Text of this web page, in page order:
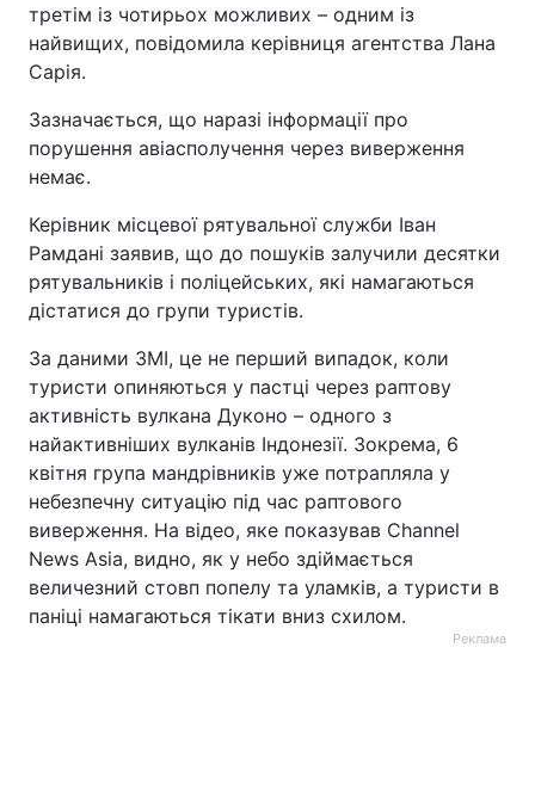
третім із чотирьох можливих – одним із
найвищих, повідомила керівниця агентства Лана
Сарія.
Зазначається, що наразі інформації про
порушення авіасполучення через виверження
немає.
Керівник місцевої рятувальної служби Іван
Рамдані заявив, що до пошуків залучили десятки
рятувальників і поліцейських, які намагаються
дістатися до групи туристів.
За даними ЗМІ, це не перший випадок, коли
туристи опиняються у пастці через раптову
активність вулкана Дукoно – одного з
найактивніших вулканів Індонезії. Зокрема, 6
квітня група мандрівників уже потрапляла у
небезпечну ситуацію під час раптового
виверження. На відео, яке показував Channel
News Asia, видно, як у небо здіймається
величезний стовп попелу та уламків, а туристи в
паніці намагаються тікати вниз схилом.
Реклама